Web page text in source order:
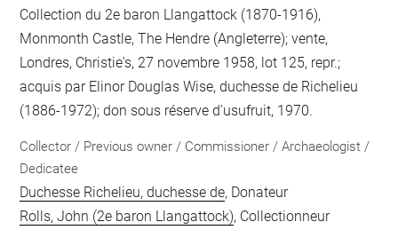
Collection du 2e baron Llangattock (1870-1916),
Monmonth Castle, The Hendre (Angleterre); vente,
Londres, Christie's, 27 novembre 1958, lot 125, repr.;
acquis par Elinor Douglas Wise, duchesse de Richelieu
(1886-1972); don sous réserve d'usufruit, 1970.
Collector / Previous owner / Commissioner / Archaeologist /
Dedicatee
Duchesse Richelieu, duchesse de, Donateur
Rolls, John (2e baron Llangattock), Collectionneur